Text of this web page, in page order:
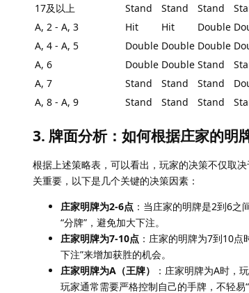
17及以上
Stand Stand Stand
A, 2 - A, 3
Hit Hit Double
A, 4 - A, 5
Double Double Double
A, 6
Double Double Stand
A, 7
Stand Stand Stand
A, 8 - A, 9
Stand Stand Stand
3. 牌面分析：如何根据庄家的明
根据上述策略表，可以看出，玩家的决策不仅取
关重要，以下是几个关键的决策因素：
庄家明牌为2-6点 ：当庄家的明牌是2到6之
“分牌”，避免加大下注。
庄家明牌为7-10点 ：庄家的明牌为7到10
下注”来增加获胜的机会。
庄家明牌为A（王牌）
：庄家明牌为A时，
玩家通常需要严格控制自己的手牌，不轻易“